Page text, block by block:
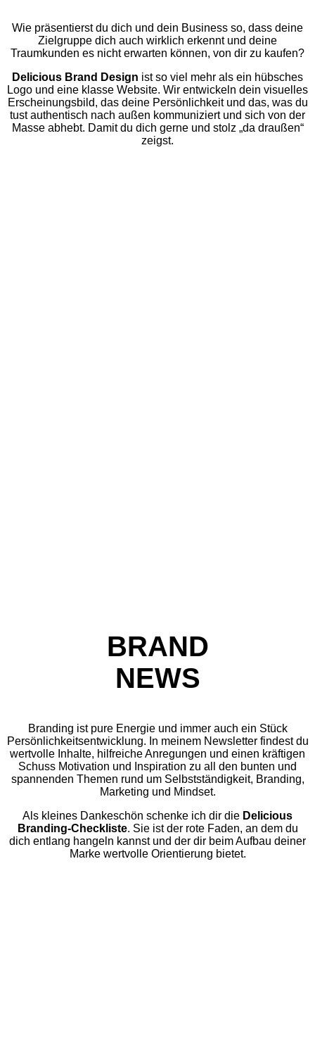
Wie präsentierst du dich und dein Business so, dass deine
Zielgruppe dich auch wirklich erkennt und deine
Traumkunden es nicht erwarten können, von dir zu kaufen?
Delicious Brand Design ist so viel mehr als ein hübsches
Logo und eine klasse Website. Wir entwickeln dein visuelles
Erscheinungsbild, das deine Persönlichkeit und das, was du
tust authentisch nach außen kommuniziert und sich von der
Masse abhebt. Damit du dich gerne und stolz „da draußen“
zeigst.
BRAND
NEWS
Branding ist pure Energie und immer auch ein Stück
Persönlichkeitsentwicklung. In meinem Newsletter findest du
wertvolle Inhalte, hilfreiche Anregungen und einen kräftigen
Schuss Motivation und Inspiration zu all den bunten und
spannenden Themen rund um Selbstständigkeit, Branding,
Marketing und Mindset.
Als kleines Dankeschön schenke ich dir die Delicious
Branding-Checkliste. Sie ist der rote Faden, an dem du
dich entlang hangeln kannst und der dir beim Aufbau deiner
Marke wertvolle Orientierung bietet.